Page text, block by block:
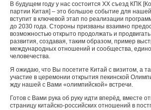
В будущем году у нас состоится XX съезд КПК
партии Китая] – это большое событие для
вступит в ключевой этап по реализации
до 2030 года. Стороны призваны взаимно
возможностью открыто продолжать и
развития, создавая, таким образом, пример
международных отношений и сообщества,
человечества.
Я ожидаю, что Вы посетите Китай с визитом, а
участие в церемонии открытия пекинской
жду нашей с Вами «олимпийской» встречи.
Готов с Вами рука об руку идти вперёд, вместе
страницу китайско-российских отношений в